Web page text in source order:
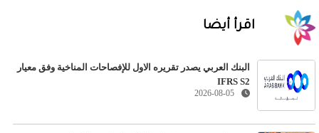
اقرأ أيضا
البنك العربي يصدر تقريره الاول للإفصاحات المناخية وفق معيار
IFRS S2
2026-08-05